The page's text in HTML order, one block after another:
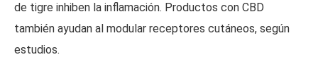
de tigre inhiben la inflamación. Productos con CBD
también ayudan al modular receptores cutáneos, según
estudios.